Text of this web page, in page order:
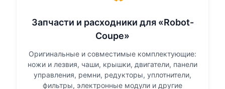
Запчасти и расходники для «Robot-
Coupe»
Оригинальные и совместимые комплектующие:
ножи и лезвия, чаши, крышки, двигатели, панели
управления, ремни, редукторы, уплотнители,
фильтры, электронные модули и другие